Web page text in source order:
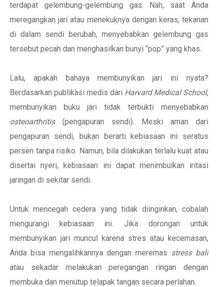
terdapat gelembung-gelembung gas. Nah, saat Anda
meregangkan jari atau menekuknya dengan keras, tekanan
di dalam sendi berubah, menyebabkan gelembung gas
tersebut pecah dan menghasilkan bunyi “pop” yang khas.
Lalu, apakah bahaya membunyikan jari ini nyata?
Berdasarkan publikasi medis dari Harvard Medical School,
membunyikan buku jari tidak terbukti menyebabkan
osteoarthritis(pengapuran sendi). Meski aman dari
pengapuran sendi, bukan berarti kebiasaan ini seratus
persen tanpa risiko. Namun, bila dilakukan terlalu kuat atau
disertai nyeri, kebiasaan ini dapat menimbulkan iritasi
jaringan di sekitar sendi.
Untuk mencegah cedera yang tidak diinginkan, cobalah
mengurangi kebiasaan ini. Jika dorongan untuk
membunyikan jari muncul karena stres atau kecemasan,
Anda bisa mengalihkannya dengan meremas stress ball
atau sekadar melakukan peregangan ringan dengan
membuka dan menutup telapak tangan secara perlahan.